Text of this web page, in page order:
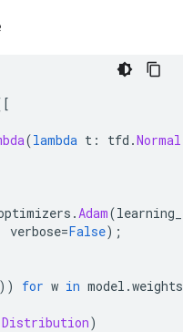
(lambda t : tfd .Normal
.Adam(
verbose=False);
for w in model .weights
Distribution)